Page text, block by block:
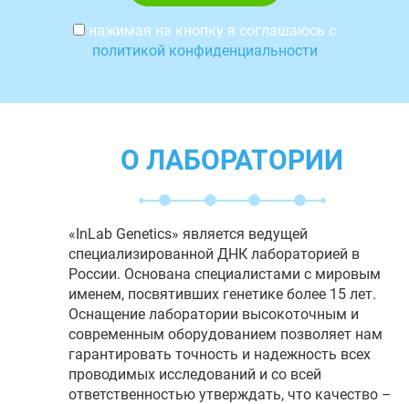
нажимая на кнопку я соглашаюсь с
политикой конфиденциальности
О ЛАБОРАТОРИИ
«InLab Genetics» является ведущей
специализированной ДНК лабораторией в
России. Основана специалистами с мировым
именем, посвятивших генетике более 15 лет.
Оснащение лаборатории высокоточным и
современным оборудованием позволяет нам
гарантировать точность и надежность всех
проводимых исследований и со всей
ответственностью утверждать, что качество –